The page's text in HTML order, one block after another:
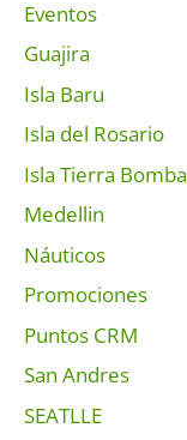
Eventos
Guajira
Isla Baru
Isla del Rosario
Isla Tierra Bomba
Medellin
Náuticos
Promociones
Puntos CRM
San Andres
SEATLLE